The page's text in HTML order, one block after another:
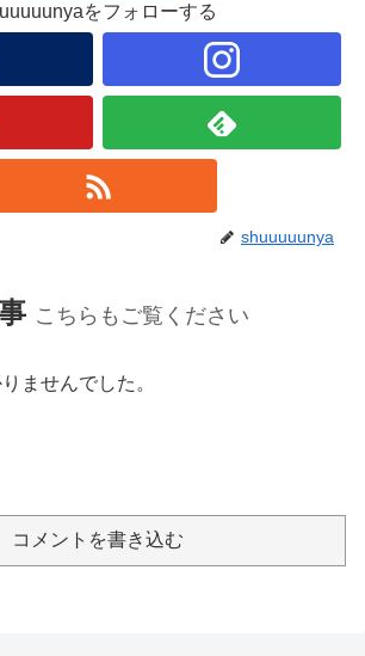
をフォローする
shuuuuunya
こちらもご覧ください
ませんでした。
コメントを書き込む